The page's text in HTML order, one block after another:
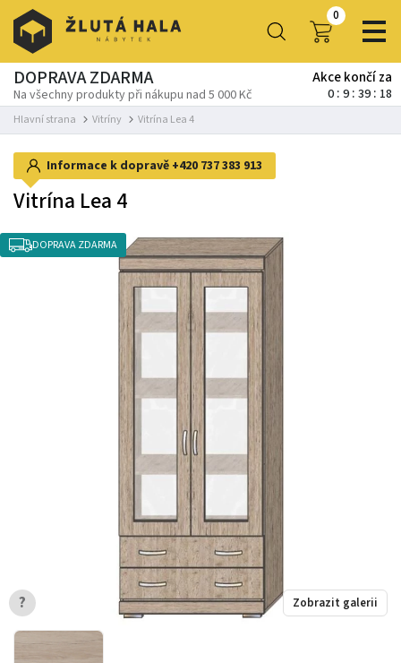
0
DOPRAVA ZDARMA
Na všechny produkty při nákupu nad 5 000 Kč
Akce končí za
0 9 39 17
Hlavní strana Vitríny Vitrína Lea 4
Informace k dopravě +420 737 383 913
Vitrína Lea 4
DOPRAVA ZDARMA
Zobrazit galerii
?